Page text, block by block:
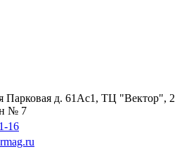
Парковая д. 61Ас1, ТЦ "Вектор", 2
№ 7
16